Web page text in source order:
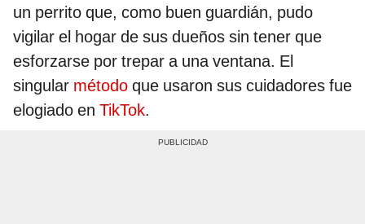
un perrito que, como buen guardián, pudo
vigilar el hogar de sus dueños sin tener que
esforzarse por trepar a una ventana. El
singular método que usaron sus cuidadores fue
elogiado en TikTok.